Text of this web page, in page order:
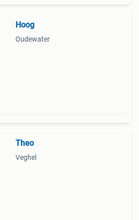
Hoog
Oudewater
Theo
Veghel